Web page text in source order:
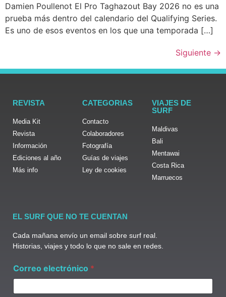
Damien Poullenot El Pro Taghazout Bay 2026 no es una
prueba más dentro del calendario del Qualifying Series.
Es uno de esos eventos en los que una temporada […]
Siguiente →
REVISTA
Media Kit
Revista
Información
Ediciones al año
Más info
CATEGORIAS
Contacto
Colaboradores
Fotografía
Guías de viajes
Ley de cookies
VIAJES DE
SURF
Maldivas
Bali
Mentawai
Costa Rica
Marruecos
EL SURF QUE NO TE CUENTAN
Cada mañana envío un email sobre surf real.
Historias, viajes y todo lo que no sale en redes.
e
l
Correo electrónico *